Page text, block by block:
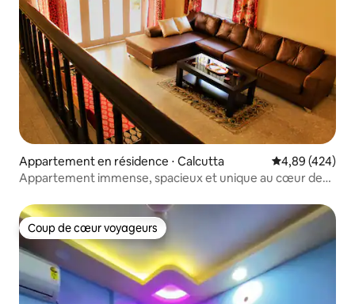
Appartement en résidence ⋅ Calcutta Évaluation
4,89 (424)
Appartement immense, spacieux et unique au cœur de
Coup de cœur voyageurs
Coup de cœur voyageurs